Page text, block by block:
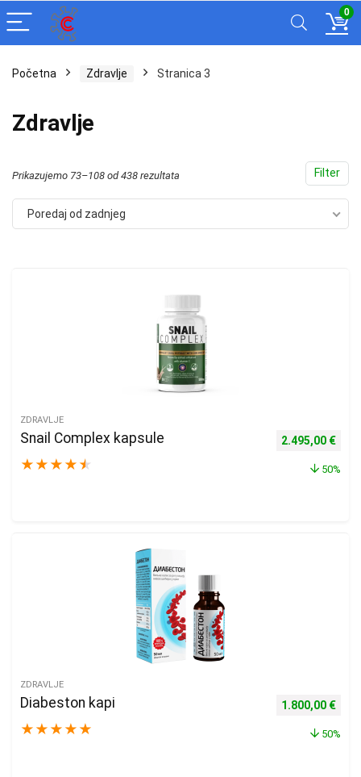
0
Početna Zdravlje Stranica 3
Zdravlje
Filter
Prikazujemo 73–108 od 438 rezultata
po
Poredaj od zadnjeg
ZDRAVLJE
Snail Complex kapsule
★ ★ ★ ★ ★
Izvorna cijena
2.495,00 €
50%
ZDRAVLJE
Diabeston kapi
★ ★ ★ ★ ★
Izvorna cijena
1.800,00 €
50%